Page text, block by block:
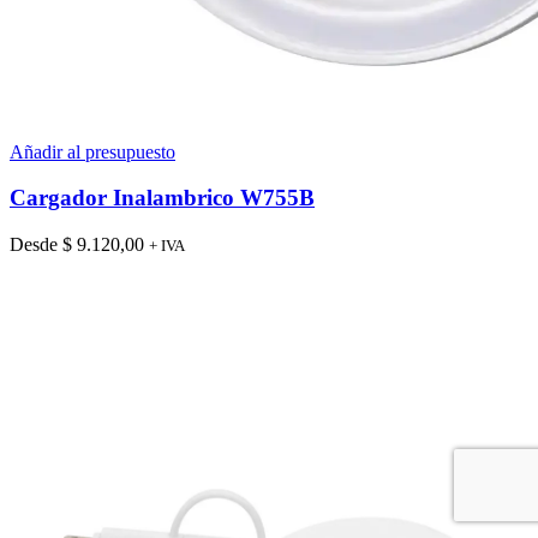
Añadir al presupuesto
Cargador Inalambrico W755B
Desde $ 9.120,00 + IVA